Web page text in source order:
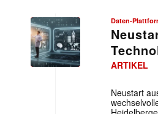
Daten-
ARTIKEL
Neustart